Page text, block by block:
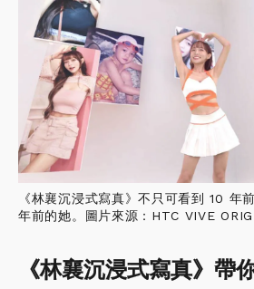
《林襄沉浸式寫真》不只可看到 10 年
年前的她。圖片來源：HTC VIVE
《林襄沉浸式寫真》帶